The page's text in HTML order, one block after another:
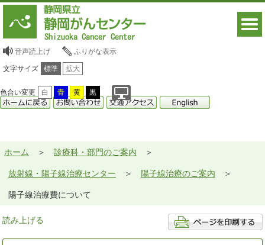
音声読上げ ふりがな表示
文字サイズ 標準 拡大
色合い変更 白 青 黄 黒
ホーム 診療科・部門のご案内
放射線・陽子線治療センター 陽子線治療のご案内
陽子線治療費について
読み上げる